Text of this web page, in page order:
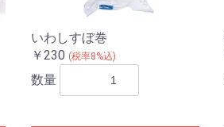
いわしすぼ巻
￥230 (税率8%込)
数量